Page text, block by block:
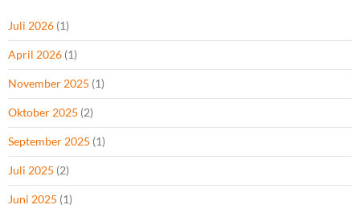
Juli 2026 (1)
April 2026 (1)
November 2025 (1)
Oktober 2025 (2)
September 2025 (1)
Juli 2025 (2)
Juni 2025 (1)